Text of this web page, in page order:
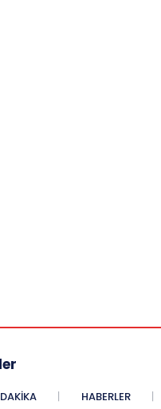
HABERLER